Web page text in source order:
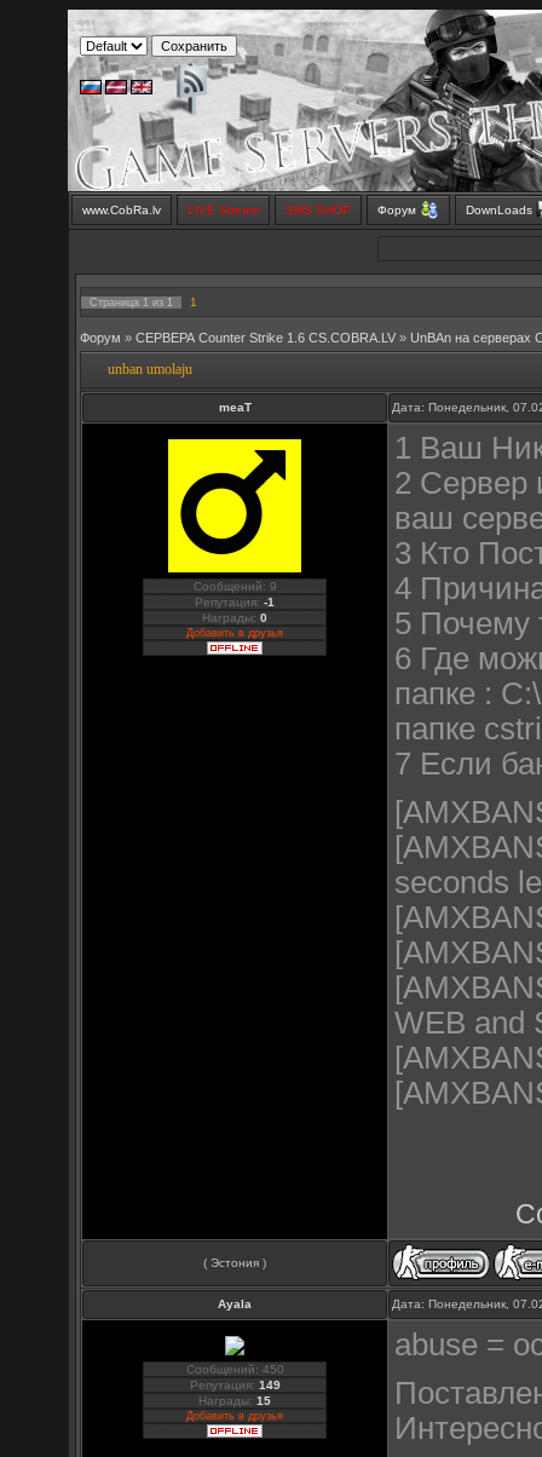
www.CobRa.lv LIVE Stream SMS SHOP Форум DownLoads
Страница 1 из 1 1
Форум » СЕРВЕРА Counter Strike 1.6 CS.COBRA.LV » UnBAn на серверах
unban umolaju
meaT Дата: Понедельник,
Сообщений: 9
Репутация:-1
Награды:0
Добавить в друзья
1 Ваш
2 Сервер
ваш
3 Кто
4
5 Почему
6 Где
папке :
папке
7 Если
seconds
WEB and
( Эстония )
Ayala Дата: Понедельник,
Сообщений: 450
Репутация: 149
Награды:15
Добавить в друзья
abuse =